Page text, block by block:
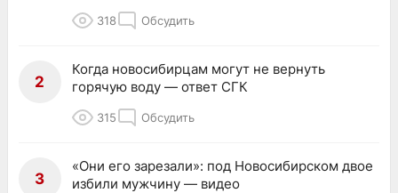
318 Обсудить
2
Когда новосибирцам могут не вернуть
горячую воду — ответ СГК
315 Обсудить
3
«Они его зарезали»: под Новосибирском двое
избили мужчину — видео